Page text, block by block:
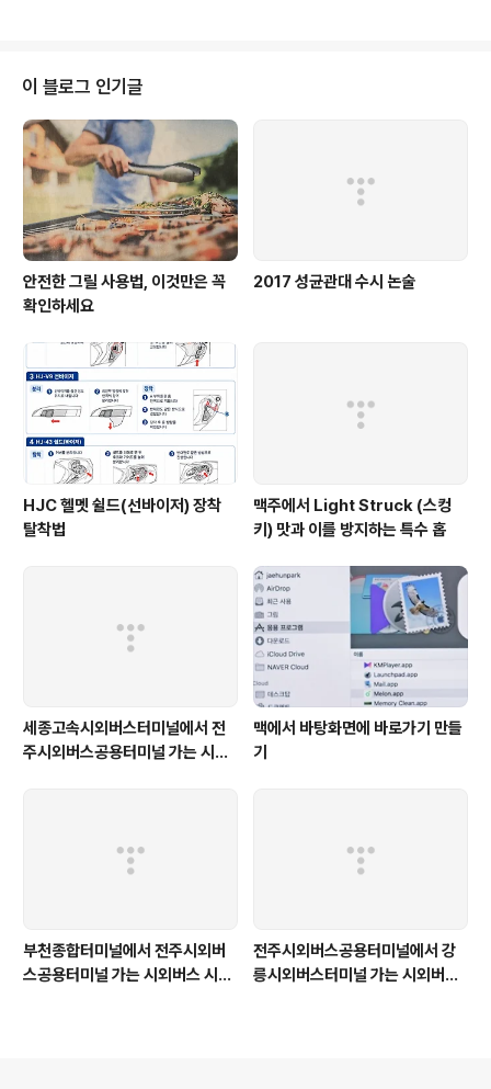
의 입장을 생각해 볼 여지는 있으나 어린이의 빰에 염산(진
짜 염산이라면 이건 큰 문제) 혹은 초산은으로 도적이라고
써서 땡볕에 1시간이나 세워 두었다는 건 이해하기 힘들다.
북한에서는 이 사건을 교과서에 미국인 선교사가 사과를
주운 한 어린이를 개로 물어뜯게 하다못해 그의 이마에 청
강수로 ‘도적..
이 블로그 인기글
안전한 그릴 사용법, 이것만은 꼭
확인하세요
2017 성균관대 수시 논술
HJC 헬멧 쉴드(선바이저) 장착
탈착법
맥주에서 Light Struck (스컹
키) 맛과 이를 방지하는 특수 홉
세종고속시외버스터미널에서 전
주시외버스공용터미널 가는 시외
맥에서 바탕화면에 바로가기 만들
기
부천종합터미널에서 전주시외버
스공용터미널 가는 시외버스 시간
전주시외버스공용터미널에서 강
릉시외버스터미널 가는 시외버스